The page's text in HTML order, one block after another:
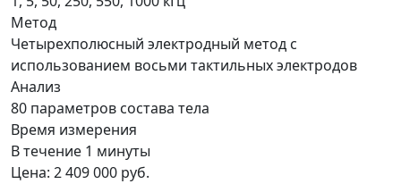
Метод
Четырехполюсный электродный метод с
использованием восьми тактильных электродов
Анализ
80 параметров состава тела
Время измерения
В течение 1 минуты
Цена: 2 409 000 руб.